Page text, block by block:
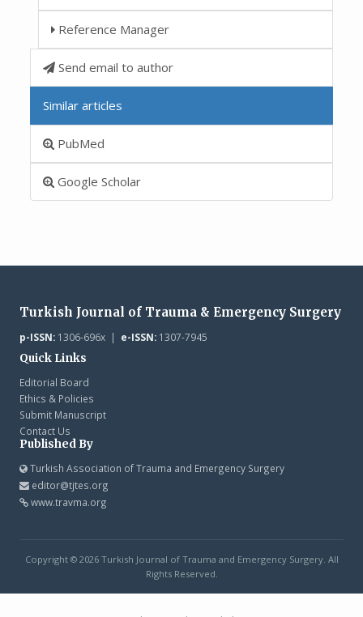
Reference Manager
Send email to author
Similar articles
PubMed
Google Scholar
Turkish Journal of Trauma & Emergency Surgery
p-ISSN:1306-696x | e-ISSN:1307-7945
Quick Links
Editorial Board
Ethics & Policies
Submit Manuscript
Contact Us
Published By
Turkish Association of Trauma and Emergency Surgery
editor@tjtes.org
www.travma.org
Copyright © 2026 Turkish Journal of Trauma and Emergency Surgery. All
Rights Reserved.